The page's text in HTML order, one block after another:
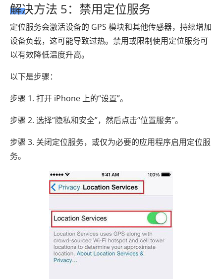
解决方法 5：禁用定位服务
定位服务会激活设备的 GPS 模块和其他传感器，持续增加
设备负载，这可能导致过热。禁用或限制使用定位服务可
以有效降低温度升高。
以下是步骤：
步骤 1. 打开 iPhone 上的“设置”。
步骤 2. 选择“隐私和安全”，然后点击“位置服务”。
步骤 3. 关闭定位服务，或仅为必要的应用程序启用定位服
务。